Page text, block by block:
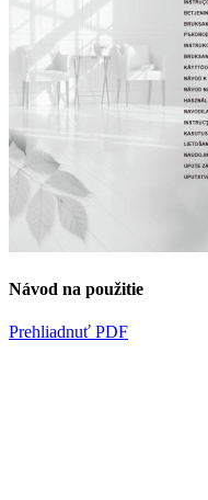
Návod na použitie
Prehliadnuť PDF